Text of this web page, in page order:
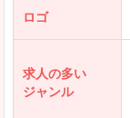
ロゴ
求人の多い
ジャンル